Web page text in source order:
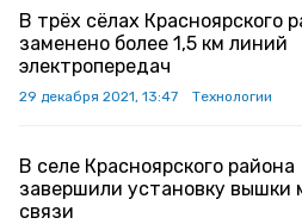
В трёх сёлах Красноярского
заменено более 1,5 км линий
электропередач
29 декабря 2021, 13:47 Технологии
В селе Красноярского района
завершили установку вышки
связи